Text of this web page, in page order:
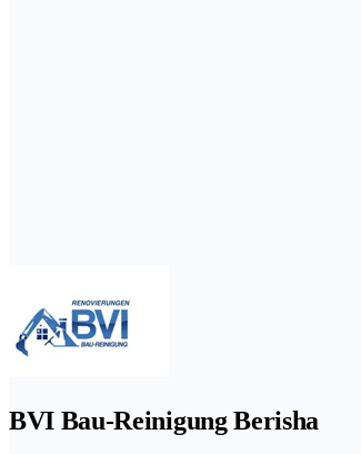
BVI Bau-Reinigung Berisha